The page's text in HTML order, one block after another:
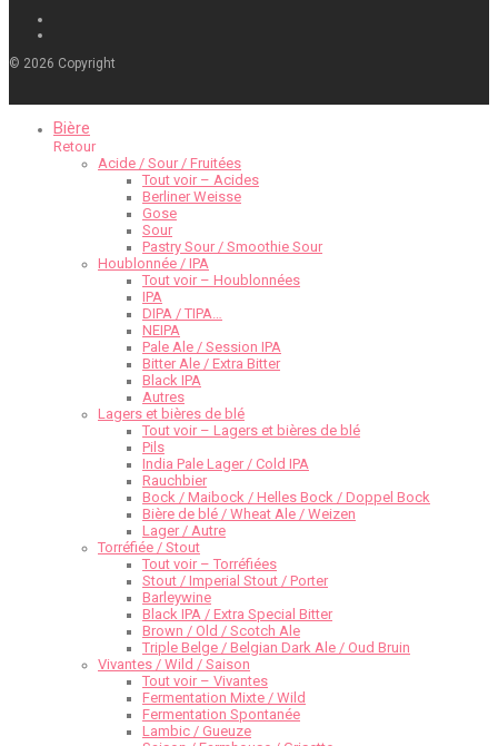
© 2026 Copyright
Bière
Retour
Acide / Sour / Fruitées
Tout voir – Acides
Berliner Weisse
Gose
Sour
Pastry Sour / Smoothie Sour
Houblonnée / IPA
Tout voir – Houblonnées
IPA
DIPA / TIPA…
NEIPA
Pale Ale / Session IPA
Bitter Ale / Extra Bitter
Black IPA
Autres
Lagers et bières de blé
Tout voir – Lagers et bières de blé
Pils
India Pale Lager / Cold IPA
Rauchbier
Bock / Maibock / Helles Bock / Doppel Bock
Bière de blé / Wheat Ale / Weizen
Lager / Autre
Torréfiée / Stout
Tout voir – Torréfiées
Stout / Imperial Stout / Porter
Barleywine
Black IPA / Extra Special Bitter
Brown / Old / Scotch Ale
Triple Belge / Belgian Dark Ale / Oud Bruin
Vivantes / Wild / Saison
Tout voir – Vivantes
Fermentation Mixte / Wild
Fermentation Spontanée
Lambic / Gueuze